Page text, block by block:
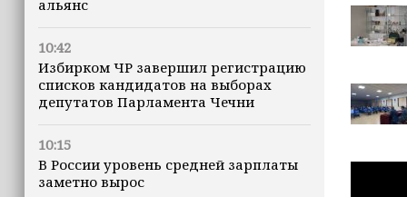
альянс
10:42
Избирком ЧР завершил регистрацию
списков кандидатов на выборах
депутатов Парламента Чечни
10:15
В России уровень средней зарплаты
заметно вырос